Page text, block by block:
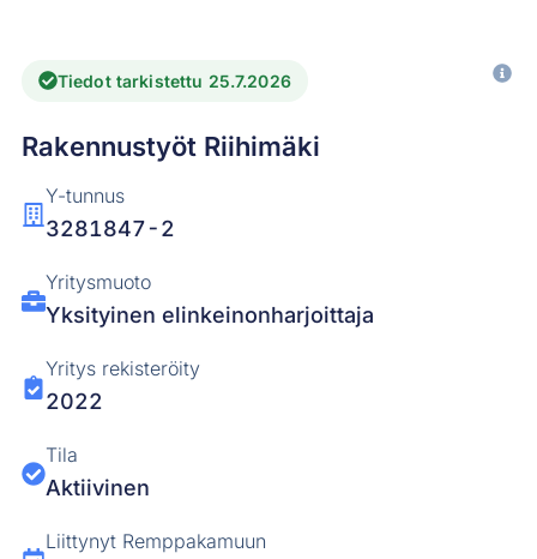
Tiedot tarkistettu 25.7.2026
Rakennustyöt Riihimäki
Y-tunnus
3281847-2
Yritysmuoto
Yksityinen elinkeinonharjoittaja
Yritys rekisteröity
2022
Tila
Aktiivinen
Liittynyt Remppakamuun